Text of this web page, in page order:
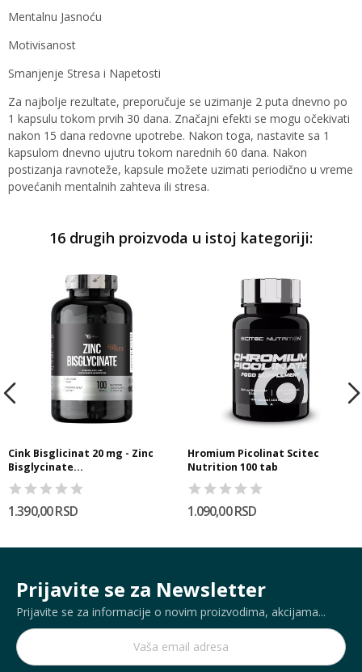
Mentalnu Jasnoću
Motivisanost
Smanjenje Stresa i Napetosti
Za najbolje rezultate, preporučuje se uzimanje 2 puta dnevno po
1 kapsulu tokom prvih 30 dana. Značajni efekti se mogu očekivati
nakon 15 dana redovne upotrebe. Nakon toga, nastavite sa 1
kapsulom dnevno ujutru tokom narednih 60 dana. Nakon
postizanja ravnoteže, kapsule možete uzimati periodično u vreme
povećanih mentalnih zahteva ili stresa.
16 drugih proizvoda u istoj kategoriji:
Cink Bisglicinat 20 mg - Zinc
Bisglycinate...
1.390,00 RSD
Hromium Picolinat Scitec
Nutrition 100 tab
1.090,00 RSD
Prijavite se za Newsletter
Prijavite se za informacije o novim proizvodima, akcijama...